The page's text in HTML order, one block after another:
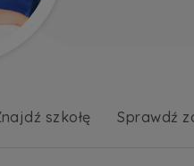
szkołę Sprawdź